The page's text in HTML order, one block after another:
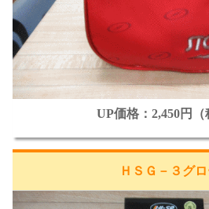
UP価格：2,450円（
ＨＳＧ－３グ